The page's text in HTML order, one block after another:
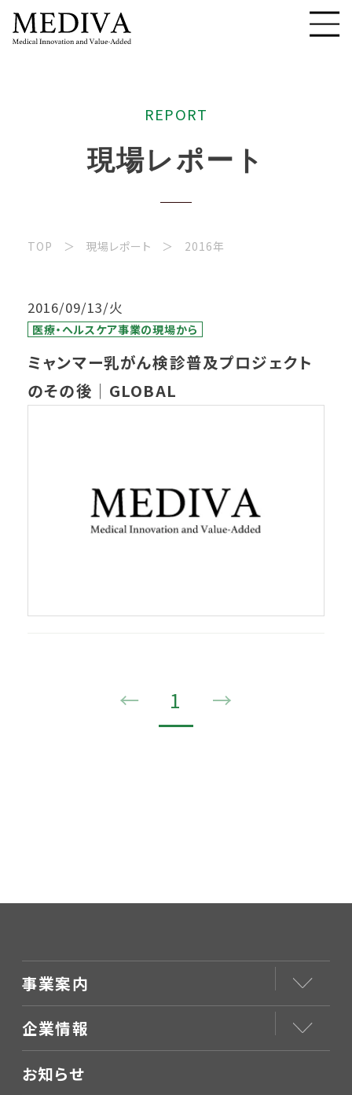
REPORT
現場レポー ト
TOP 現場レポート 2016年
2016/09/13/火
医療・ヘルスケア事業の現場から
ミャンマー乳がん検診普及プロジェクト
のその後│GLOBAL
← 1 →
事業案内
企業情報
お知らせ